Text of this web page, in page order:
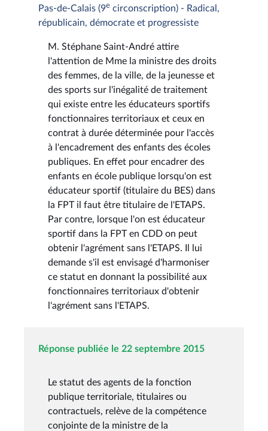
Pas-de-Calais (9e circonscription) - Radical,
républicain, démocrate et progressiste
M. Stéphane Saint-André attire
l'attention de Mme la ministre des droits
des femmes, de la ville, de la jeunesse et
des sports sur l'inégalité de traitement
qui existe entre les éducateurs sportifs
fonctionnaires territoriaux et ceux en
contrat à durée déterminée pour l'accès
à l'encadrement des enfants des écoles
publiques. En effet pour encadrer des
enfants en école publique lorsqu'on est
éducateur sportif (titulaire du BES) dans
la FPT il faut être titulaire de l'ETAPS.
Par contre, lorsque l'on est éducateur
sportif dans la FPT en CDD on peut
obtenir l'agrément sans l'ETAPS. Il lui
demande s'il est envisagé d'harmoniser
ce statut en donnant la possibilité aux
fonctionnaires territoriaux d'obtenir
l'agrément sans l'ETAPS.
Réponse publiée le 22 septembre 2015
Le statut des agents de la fonction
publique territoriale, titulaires ou
contractuels, relève de la compétence
conjointe de la ministre de la